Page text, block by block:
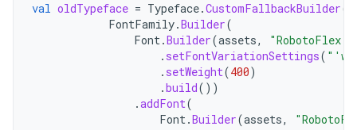
val oldTypeface = Typeface.CustomFallbackBuilder(
FontFamily.Builder(
Font.Builder(assets,
. setFontVariationSettings(
. setWeight(400)
.build())
.addFont(
Font.Builder(assets,